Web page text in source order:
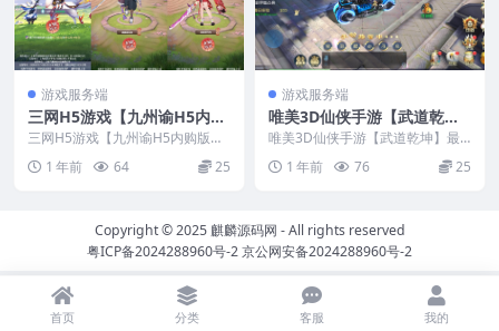
游戏服务端
三网H5游戏【九州谕H5内购
版】最新整理CentOS手工服
务端+GM授权后台+视频教程
三网H5游戏【九州谕H5内购版】
最新整理CentOS手工服务端+GM
授权后台+视...
1 年前 64 25
游戏服务端
唯美3D仙侠手游【武道乾
坤】最新整理CentOS手工服
务端+安卓苹果双端+本地验
证+GM授权后台+视频教程
唯美3D仙侠手游【武道乾坤】最
新整理CentOS手工服务端+安卓苹
果双端+本地验...
1 年前 76 25
Copyright © 2025麒麟源码网 - All rights reserved
粤ICP备2024288960号-2京公网安备2024288960号-2
首页 分类 客服 我的